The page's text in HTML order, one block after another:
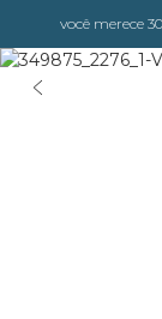
você merece